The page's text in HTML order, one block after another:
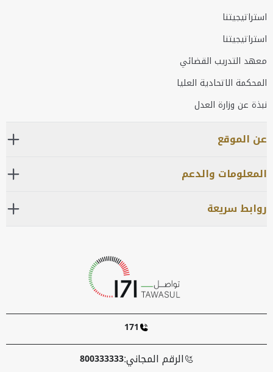
استراتيجيتنا
استراتيجيتنا
معهد التدريب القضائي
المحكمة الاتحادية العليا
نبذة عن وزارة العدل
عن الموقع
المعلومات والدعم
روابط سريعة
171
الرقم المجاني:800333333